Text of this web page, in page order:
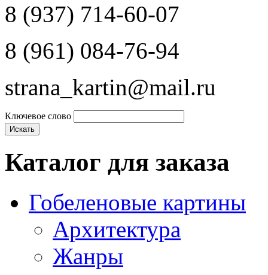
8 (937) 714-60-07
8 (961) 084-76-94
strana_kartin@mail.ru
Ключевое слово
Каталог для заказа
Гобеленовые картины
Архитектура
Жанры